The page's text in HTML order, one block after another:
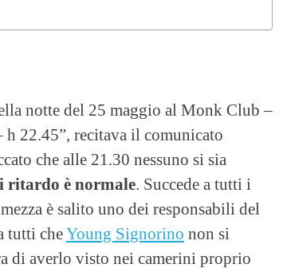
notte del 25 maggio al Monk Club –
22.45”, recitava il comunicato
che alle 21.30 nessuno si sia
ritardo è normale. Succede a tutti i
è salito uno dei responsabili del
tutti cheYoung Signorino non si
di averlo visto nei camerini proprio